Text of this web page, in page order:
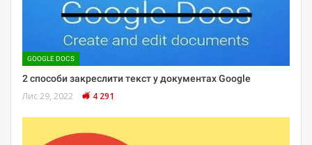
GOOGLE DOCS
2 способи закреслити текст у документах Google
Лис 29, 2022 4 291